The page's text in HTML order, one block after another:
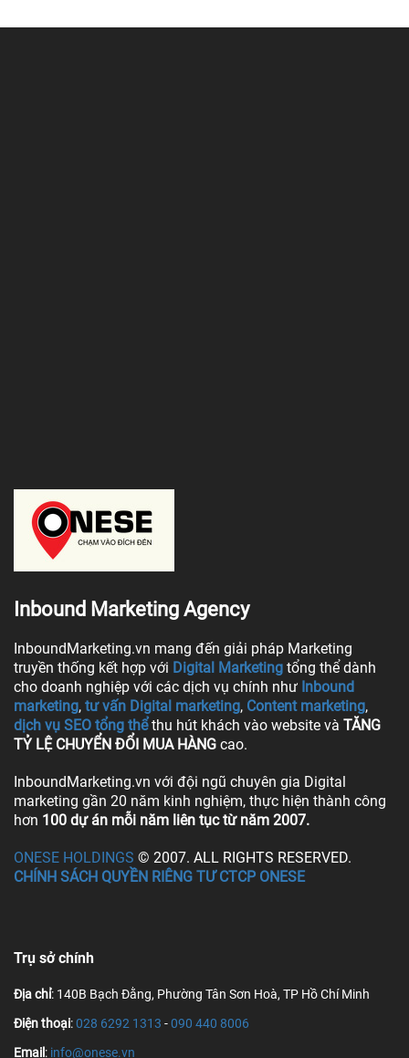
Inbound Marketing Agency
InboundMarketing.vn mang đến giải pháp Marketing
truyền thống kết hợp với Digital Marketing tổng thể dành
cho doanh nghiệp với các dịch vụ chính như Inbound
marketing, tư vấn Digital marketing, Content marketing,
dịch vụ SEO tổng thể thu hút khách vào website và TĂNG
TỶ LỆ CHUYỂN ĐỔI MUA HÀNG cao.
InboundMarketing.vn với đội ngũ chuyên gia Digital
marketing gần 20 năm kinh nghiệm, thực hiện thành công
hơn 100 dự án mỗi năm liên tục từ năm 2007.
ONESE HOLDINGS © 2007. ALL RIGHTS RESERVED.
CHÍNH SÁCH QUYỀN RIÊNG TƯ CTCP ONESE
Trụ sở chính
Địa chỉ: 140B Bạch Đằng, Phường Tân Sơn Hoà, TP Hồ Chí Minh
Điện thoại:028 6292 1313 -090 440 8006
Email : info@onese.vn